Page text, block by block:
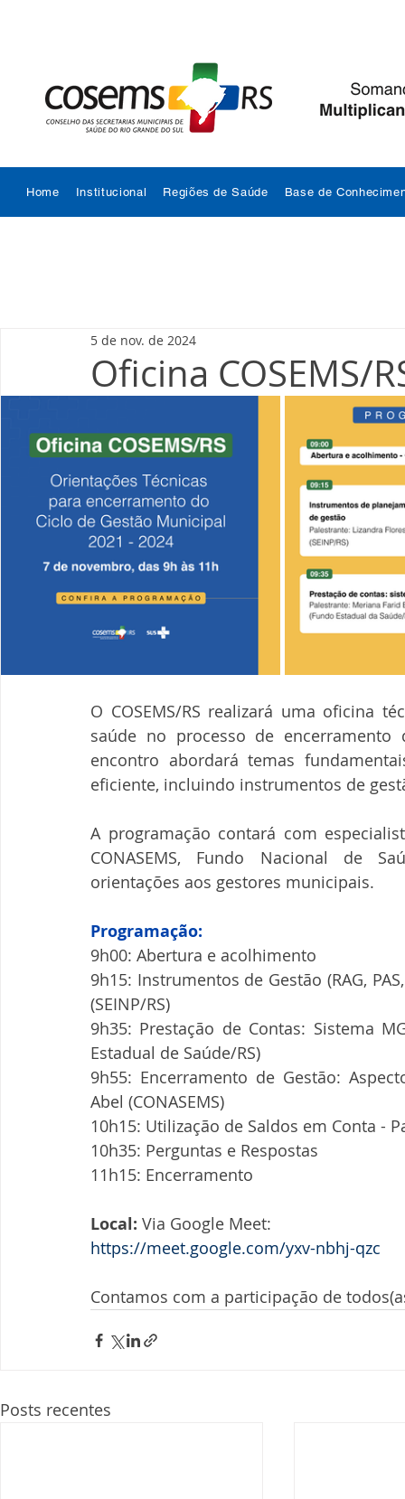
Home Institucional Regiões de Saúde Base de
Oficina COSEMS/
5 de nov. de 2024
O COSEMS/RS realizará uma oficina
saúde no processo de encerramento
encontro abordará temas
eficiente, incluindo instrumentos de
A programação contará com
CONASEMS, Fundo Nacional de
orientações aos gestores municipais.
Programação:
9h00: Abertura e acolhimento
9h15: Instrumentos de Gestão (RAG,
(SEINP/RS)
9h35: Prestação de Contas: Sistema
Estadual de Saúde/RS)
9h55: Encerramento de Gestão:
Abel (CONASEMS)
10h15: Utilização de Saldos em Conta -
10h35: Perguntas e Respostas
11h15: Encerramento
Local: Via Google Meet:
https://meet.google.com/yxv-nbhj-qzc
Contamos com a participação de
Posts recentes